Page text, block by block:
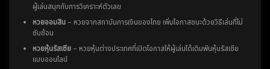
ผู้เล่นสนุกกับการวิเคราะห์ตัวเลข
หวยออมสิน– หวยจากสถาบันการเงินของไทย เพิ่มโอกาสชนะด้วยวิธีเล่นที่ไม่
ซับซ้อน
หวยหุ้นรัสเซีย– หวยหุ้นต่างประเทศที่เปิดโอกาสให้ผู้เล่นได้เดิมพันหุ้นรัสเซีย
แบบออนไลน์